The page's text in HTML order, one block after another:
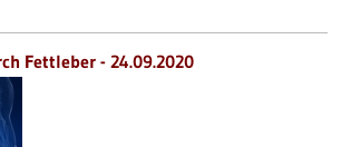
Fettleber - 24.09.2020